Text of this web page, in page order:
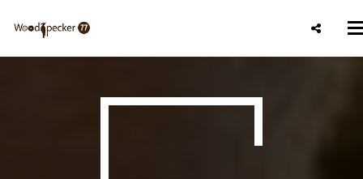
contenu